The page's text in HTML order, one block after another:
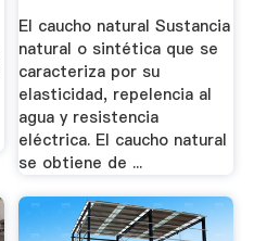
El caucho natural Sustancia
natural o sintética que se
caracteriza por su
elasticidad, repelencia al
agua y resistencia
eléctrica. El caucho natural
se obtiene de ...